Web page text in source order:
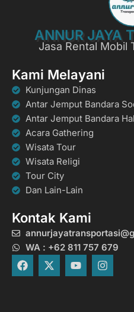
ANNUR JAYA
Jasa Rental Mobil
Kami Melayani
Kunjungan Dinas
Antar Jemput Bandara
Antar Jemput Bandara
Acara Gathering
Wisata Tour
Wisata Religi
Tour City
Dan Lain-Lain
Kontak Kami
WA : +62 811 757 679
F
a
X
-
Y
o
I
n